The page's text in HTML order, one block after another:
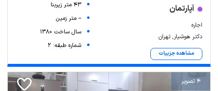
آپارتمان
اجاره
دکتر هوشیار, تهران
مشاهده جزییات
43 متر زیربنا
-- متر زمین
سال ساخت 1380
شماره طبقه: 2
4 تصویر